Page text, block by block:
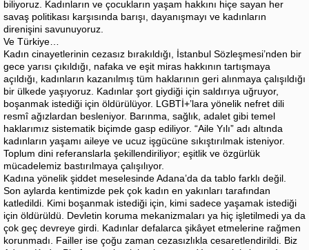
biliyoruz. Kadınların ve çocukların yaşam hakkını hiçe sayan her
savaş politikası karşısında barışı, dayanışmayı ve kadınların
direnişini savunuyoruz.
Ve Türkiye…
Kadın cinayetlerinin cezasız bırakıldığı, İstanbul Sözleşmesi’nden bir
gece yarısı çıkıldığı, nafaka ve eşit miras hakkının tartışmaya
açıldığı, kadınların kazanılmış tüm haklarının geri alınmaya çalışıldığı
bir ülkede yaşıyoruz. Kadınlar şort giydiği için saldırıya uğruyor,
boşanmak istediği için öldürülüyor. LGBTİ+’lara yönelik nefret dili
resmî ağızlardan besleniyor. Barınma, sağlık, adalet gibi temel
haklarımız sistematik biçimde gasp ediliyor. “Aile Yılı” adı altında
kadınların yaşamı aileye ve ucuz işgücüne sıkıştırılmak isteniyor.
Toplum dini referanslarla şekillendiriliyor; eşitlik ve özgürlük
mücadelemiz bastırılmaya çalışılıyor.
Kadına yönelik şiddet meselesinde Adana’da da tablo farklı değil.
Son aylarda kentimizde pek çok kadın en yakınları tarafından
katledildi. Kimi boşanmak istediği için, kimi sadece yaşamak istediği
için öldürüldü. Devletin koruma mekanizmaları ya hiç işletilmedi ya da
çok geç devreye girdi. Kadınlar defalarca şikâyet etmelerine rağmen
korunmadı. Failler ise çoğu zaman cezasızlıkla cesaretlendirildi. Biz